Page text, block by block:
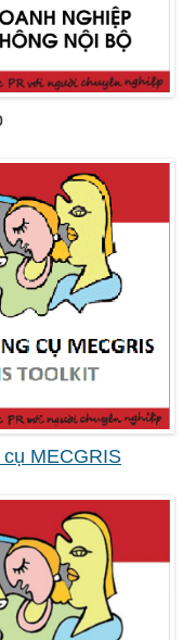
MECGRIS